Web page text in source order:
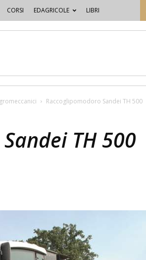
CORSI EDAGRICOLE LIBRI
Raccoglipomodoro Sandei TH 500
TH 500